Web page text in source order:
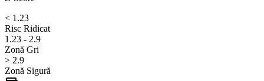
< 1.23
Risc Ridicat
1.23 - 2.9
Zonă Gri
> 2.9
Zonă Sigură